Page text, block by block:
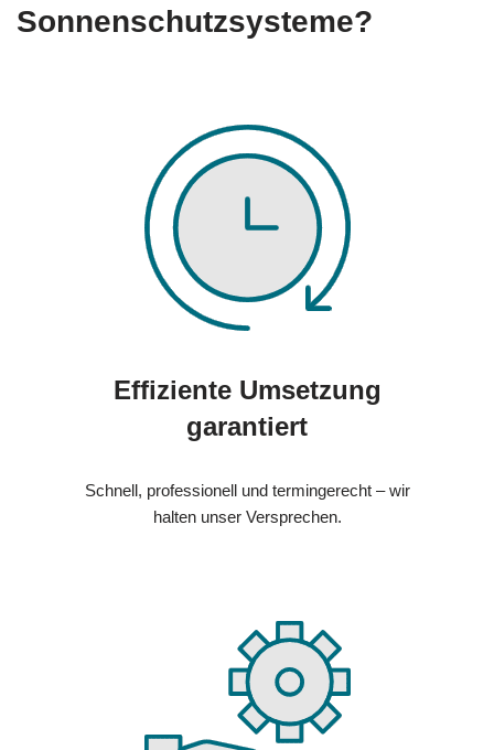
Sonnenschutzsysteme?
Effiziente Umsetzung
garantiert
Schnell, professionell und termingerecht – wir
halten unser Versprechen.